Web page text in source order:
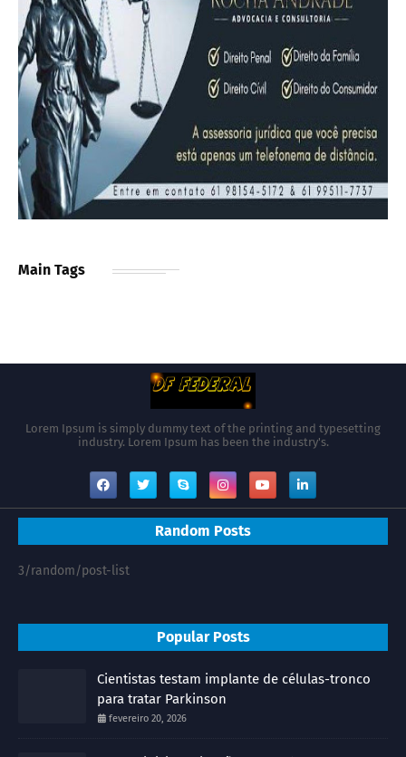
Main Tags
Lorem Ipsum is simply dummy text of the printing and typesetting
industry. Lorem Ipsum has been the industry's.
Random Posts
3/random/post-list
Popular Posts
Cientistas testam implante de células-tronco
para tratar Parkinson
fevereiro 20, 2026